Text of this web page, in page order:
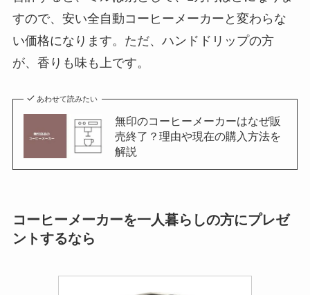
すので、安い全自動コーヒーメーカーと変わらな
い価格になります。ただ、ハンドドリップの方
が、香りも味も上です。
あわせて読みたい
無印のコーヒーメーカーはなぜ販
売終了？理由や現在の購入方法を
解説
コーヒーメーカーを一人暮らしの方にプレゼ
ントするなら